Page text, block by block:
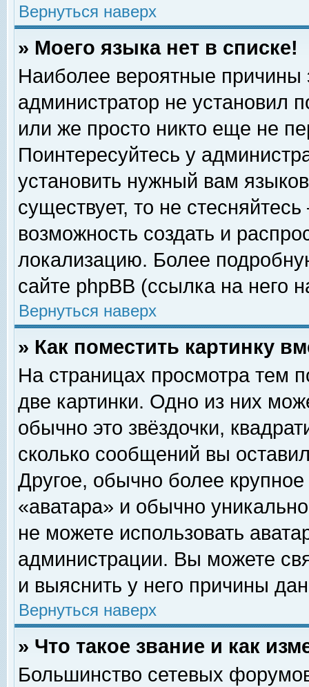
Вернуться наверх
» Моего языка нет в списке!
Наиболее вероятные причины
администратор не установил
или же просто никто еще не
Поинтересуйтесь у
установить нужный вам
существует, то не
возможность создать и
локализацию. Более
сайте phpBB (ссылка на него
Вернуться наверх
» Как поместить картинку
На страницах просмотра тем
две картинки. Одно из них
обычно это звёздочки,
сколько сообщений вы
Другое, обычно более
«аватара» и обычно
не можете использовать
администрации. Вы можете
и выяснить у него причины
Вернуться наверх
» Что такое звание и как
Большинство сетевых